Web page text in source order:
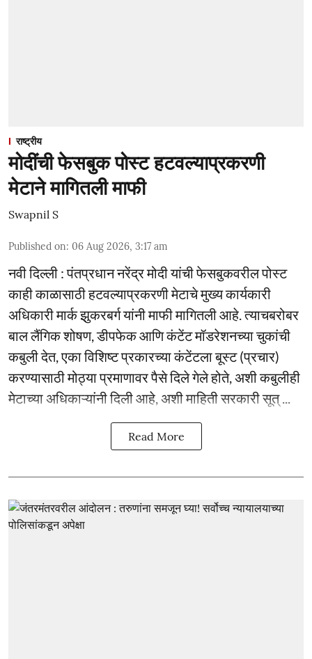
राष्ट्रीय
मोदींची फेसबुक पोस्ट हटवल्याप्रकरणी
मेटाने मागितली माफी
Swapnil S
Published on: 06 Aug 2026, 3:17 am
नवी दिल्ली : पंतप्रधान नरेंद्र मोदी यांची फेसबुकवरील पोस्ट
काही काळासाठी हटवल्याप्रकरणी मेटाचे मुख्य कार्यकारी
अधिकारी मार्क झुकरबर्ग यांनी माफी मागितली आहे. त्याचबरोबर
बाल लैंगिक शोषण, डीपफेक आणि कंटेंट मॉडरेशनच्या चुकांची
कबुली देत, एका विशिष्ट प्रकारच्या कंटेंटला बूस्ट (प्रचार)
करण्यासाठी मोठ्या प्रमाणावर पैसे दिले गेले होते, अशी कबुलीही
मेटाच्या अधिकाऱ्यांनी दिली आहे, अशी माहिती सरकारी सूत् ...
Read More